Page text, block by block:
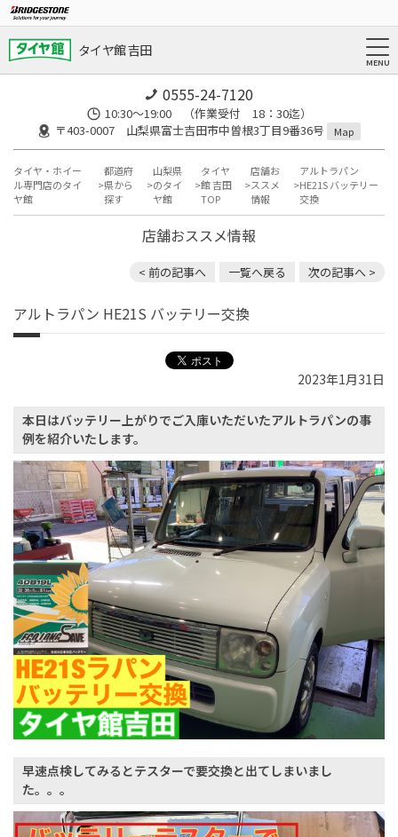
タイヤ館 吉田
0555-24-7120
10:30～19:00 （作業受付 18：30迄）
〒403-0007 山梨県富士吉田市中曽根3丁目9番36号
Map
タイヤ・ホイー
ル専門店のタイ
ヤ館
都道府
県から
探す
山梨県
のタイ
ヤ館
タイヤ
館 吉田
TOP
店舗お
ススメ
情報
アルトラパン
HE21S バッテリー
交換
店舗おススメ情報
< 前の記事へ 一覧へ戻る 次の記事へ >
アルトラパン HE21S バッテリー交換
2023年1月31日
本日はバッテリー上がりでご入庫いただいたアルトラパンの事
例を紹介いたします。
早速点検してみるとテスターで要交換と出てしまいまし
た。。。